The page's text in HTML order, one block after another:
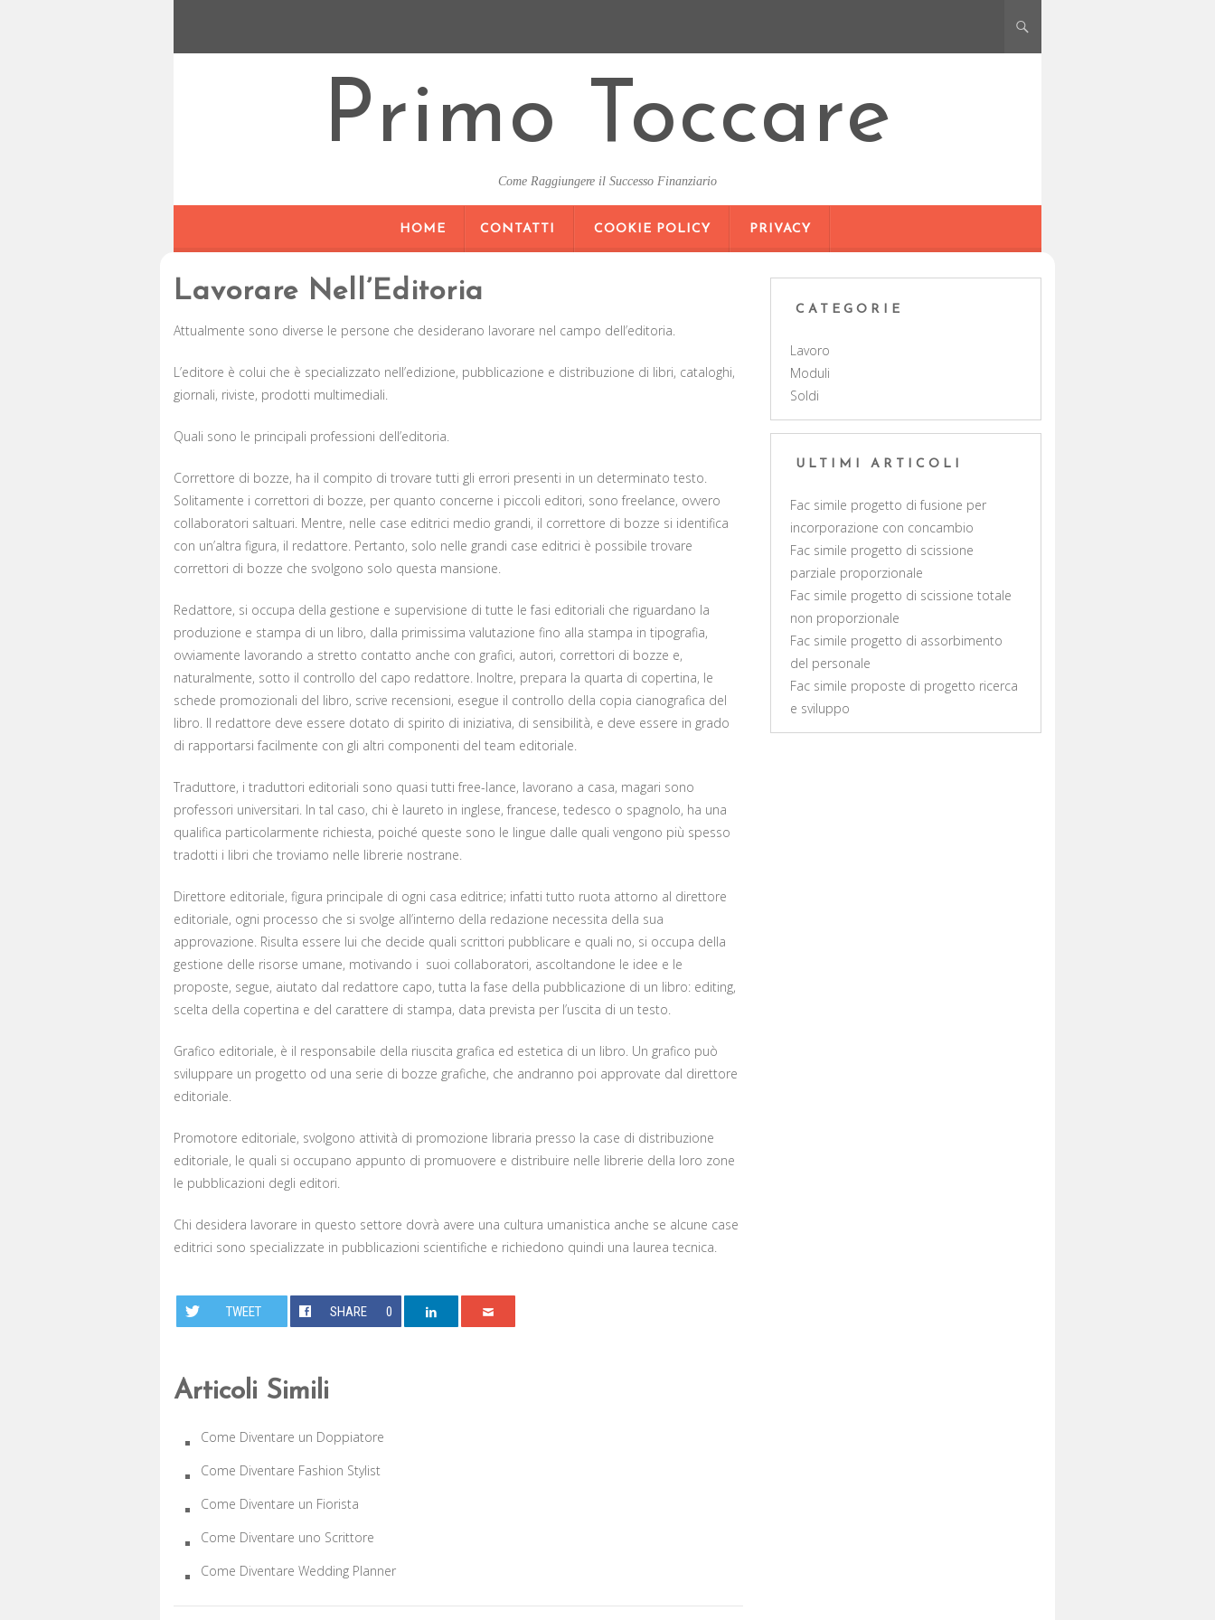
Primo Toccare
Come Raggiungere il Successo Finanziario
HOME CONTATTI COOKIE POLICY PRIVACY
Lavorare Nell’Editoria
Attualmente sono diverse le persone che desiderano lavorare nel campo dell’editoria.
L’editore è colui che è specializzato nell’edizione, pubblicazione e distribuzione di libri, cataloghi,
giornali, riviste, prodotti multimediali.
Quali sono le principali professioni dell’editoria.
Correttore di bozze, ha il compito di trovare tutti gli errori presenti in un determinato testo.
Solitamente i correttori di bozze, per quanto concerne i piccoli editori, sono freelance, ovvero
collaboratori saltuari. Mentre, nelle case editrici medio grandi, il correttore di bozze si identifica
con un’altra figura, il redattore. Pertanto, solo nelle grandi case editrici è possibile trovare
correttori di bozze che svolgono solo questa mansione.
Redattore, si occupa della gestione e supervisione di tutte le fasi editoriali che riguardano la
produzione e stampa di un libro, dalla primissima valutazione fino alla stampa in tipografia,
ovviamente lavorando a stretto contatto anche con grafici, autori, correttori di bozze e,
naturalmente, sotto il controllo del capo redattore. Inoltre, prepara la quarta di copertina, le
schede promozionali del libro, scrive recensioni, esegue il controllo della copia cianografica del
libro. Il redattore deve essere dotato di spirito di iniziativa, di sensibilità, e deve essere in grado
di rapportarsi facilmente con gli altri componenti del team editoriale.
Traduttore, i traduttori editoriali sono quasi tutti free-lance, lavorano a casa, magari sono
professori universitari. In tal caso, chi è laureto in inglese, francese, tedesco o spagnolo, ha una
qualifica particolarmente richiesta, poiché queste sono le lingue dalle quali vengono più spesso
tradotti i libri che troviamo nelle librerie nostrane.
Direttore editoriale, figura principale di ogni casa editrice; infatti tutto ruota attorno al direttore
editoriale, ogni processo che si svolge all’interno della redazione necessita della sua
approvazione. Risulta essere lui che decide quali scrittori pubblicare e quali no, si occupa della
gestione delle risorse umane, motivando i suoi collaboratori, ascoltandone le idee e le
proposte, segue, aiutato dal redattore capo, tutta la fase della pubblicazione di un libro: editing,
scelta della copertina e del carattere di stampa, data prevista per l’uscita di un testo.
Grafico editoriale, è il responsabile della riuscita grafica ed estetica di un libro. Un grafico può
sviluppare un progetto od una serie di bozze grafiche, che andranno poi approvate dal direttore
editoriale.
Promotore editoriale, svolgono attività di promozione libraria presso la case di distribuzione
editoriale, le quali si occupano appunto di promuovere e distribuire nelle librerie della loro zone
le pubblicazioni degli editori.
Chi desidera lavorare in questo settore dovrà avere una cultura umanistica anche se alcune case
editrici sono specializzate in pubblicazioni scientifiche e richiedono quindi una laurea tecnica.
TWEET SHARE 0
Articoli Simili
Come Diventare un Doppiatore
Come Diventare Fashion Stylist
Come Diventare un Fiorista
Come Diventare uno Scrittore
Come Diventare Wedding Planner
CATEGORIE
Lavoro
Moduli
Soldi
ULTIMI ARTICOLI
Fac simile progetto di fusione per
incorporazione con concambio​
Fac simile progetto di scissione
parziale proporzionale​
Fac simile progetto di scissione totale
non proporzionale​
Fac simile progetto di assorbimento
del personale
Fac simile proposte di progetto ricerca
e sviluppo